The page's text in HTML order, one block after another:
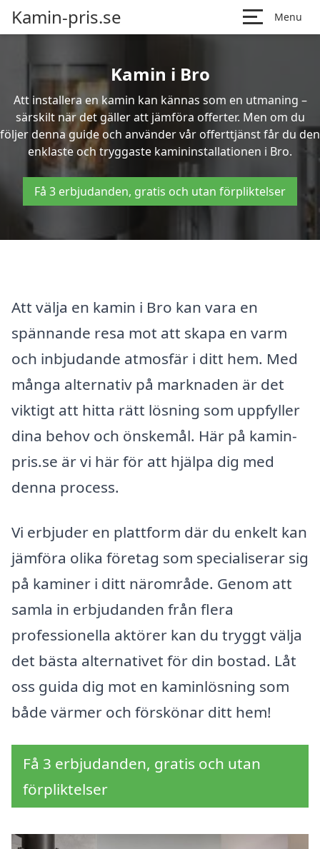
Kamin-pris.se Menu
Kamin i Bro
Att installera en kamin kan kännas som en utmaning –
särskilt när det gäller att jämföra offerter. Men om du
följer denna guide och använder vår offerttjänst får du den
enklaste och tryggaste kamininstallationen i Bro.
Få 3 erbjudanden, gratis och utan förpliktelser
Att välja en kamin i Bro kan vara en
spännande resa mot att skapa en varm
och inbjudande atmosfär i ditt hem. Med
många alternativ på marknaden är det
viktigt att hitta rätt lösning som uppfyller
dina behov och önskemål. Här på kamin-
pris.se är vi här för att hjälpa dig med
denna process.
Vi erbjuder en plattform där du enkelt kan
jämföra olika företag som specialiserar sig
på kaminer i ditt närområde. Genom att
samla in erbjudanden från flera
professionella aktörer kan du tryggt välja
det bästa alternativet för din bostad. Låt
oss guida dig mot en kaminlösning som
både värmer och förskönar ditt hem!
Få 3 erbjudanden, gratis och utan
förpliktelser